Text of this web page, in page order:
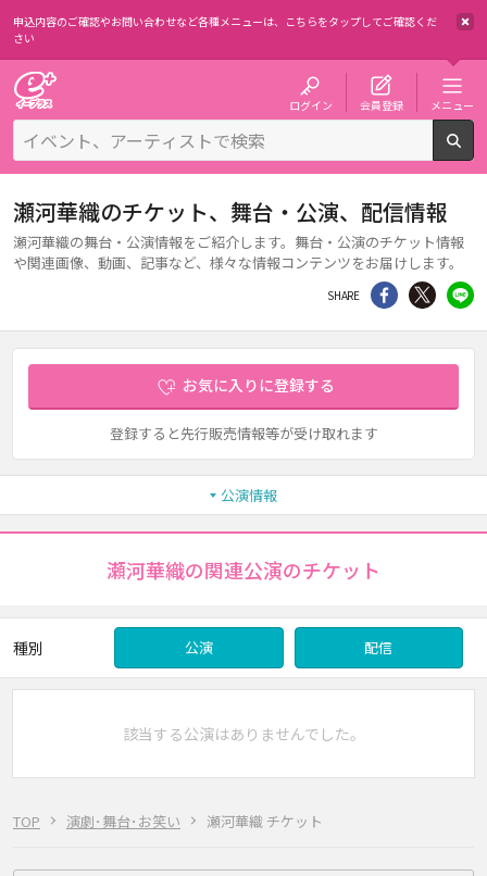
申込内容のご確認やお問い合わせなど各種メニューは、 こちらをタップしてご確認くだ
さい
ログイン 会員登録 メニュー
TOP 演劇･舞台･お笑い 瀬河華織 チケット
瀬河華織のチケット、舞台・公演、配信情報
瀬河華織の舞台・公演情報をご紹介します。舞台・公演のチケット情報
や関連画像、動画、記事など、様々な情報コンテンツをお届けします。
SHARE シェア Twitter
お気に入りに登録する
登録すると先行販売情報等が受け取れます
公演情報
瀬河華織の関連公演のチケット
種別 公演 配信
該当する公演はありませんでした。